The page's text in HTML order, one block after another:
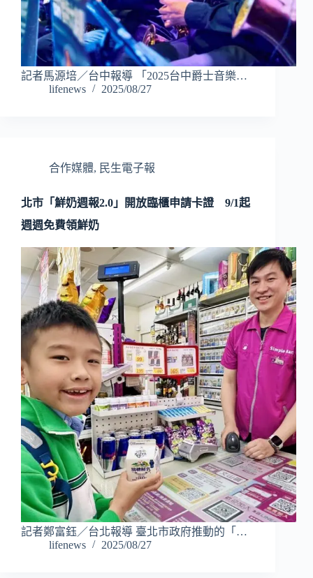
記者馬源培／台中報導 「2025台中爵士音樂…
lifenews
2025/08/27
合作媒體, 民生電子報
北市「鮮奶週報2.0」開放臨櫃申請卡證 9/1起
週週免費領鮮奶
記者鄭富鈺／台北報導 臺北市政府推動的「…
lifenews
2025/08/27